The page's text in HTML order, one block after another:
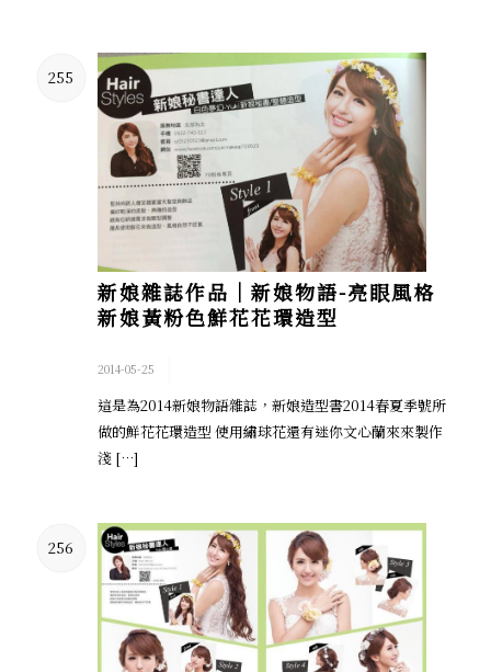
255
新娘雜誌作品│新娘物語-亮眼風格
新娘黃粉色鮮花花環造型
2014-05-25
這是為2014新娘物語雜誌，新娘造型書2014春夏季號所
做的鮮花花環造型 使用繡球花還有迷你文心蘭來來製作
淺 […]
256